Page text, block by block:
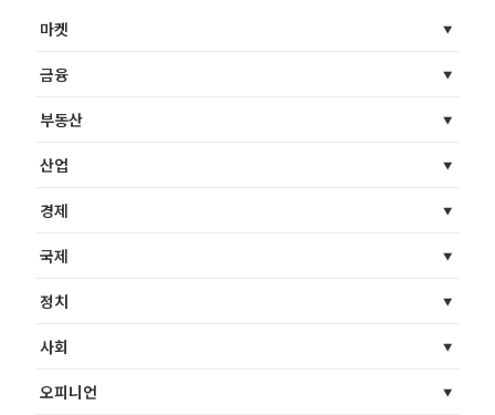
마켓
금융
부동산
산업
경제
국제
정치
사회
오피니언